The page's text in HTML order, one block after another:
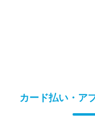
カード払い・ア